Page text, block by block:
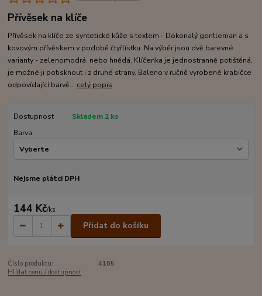
Přívěsek na klíče
Přívěsek na klíče ze syntetické kůže s textem - Dokonalý gentleman a s
kovovým přívěskem v podobě čtyřlístku. Na výběr jsou dvě barevné
varianty - zelenomodrá, nebo hnědá. Klíčenka je jednostranně potištěná,
je možné ji potisknout i z druhé strany. Baleno v ručně vyrobené krabičce
odpovídající barvě... celý popis
Dostupnost
Skladem 2 ks
Barva
Nejsme plátci DPH
144 Kč/ks
Přidat do košíku
Číslo produktu:
4105
Hlídat cenu / dostupnost